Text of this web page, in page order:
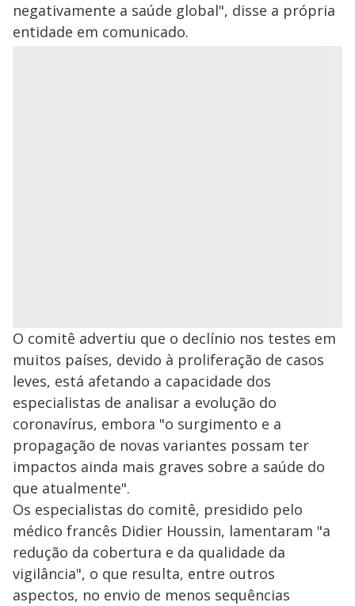
negativamente a saúde global", disse a própria
entidade em comunicado.
O comitê advertiu que o declínio nos testes em
muitos países, devido à proliferação de casos
leves, está afetando a capacidade dos
especialistas de analisar a evolução do
coronavírus, embora "o surgimento e a
propagação de novas variantes possam ter
impactos ainda mais graves sobre a saúde do
que atualmente".
Os especialistas do comitê, presidido pelo
médico francês Didier Houssin, lamentaram "a
redução da cobertura e da qualidade da
vigilância", o que resulta, entre outros
aspectos, no envio de menos sequências